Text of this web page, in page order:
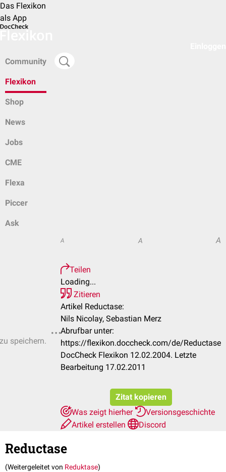
Das Flexikon
als App
Community
Flexikon
Shop
News
Jobs
CME
Flexa
Piccer
Ask
speichern.
A A A
Teilen
Loading...
Zitieren
Artikel Reductase:
Nils Nicolay, Sebastian Merz
Abrufbar unter:
https://flexikon.doccheck.com/de/Reductase
DocCheck Flexikon 12.02.2004. Letzte
Bearbeitung 17.02.2011
Zitat kopieren
Was zeigt hierher
Versionsgeschichte
Artikel erstellen
Discord
Reductase
(Weitergeleitet von Reduktase)